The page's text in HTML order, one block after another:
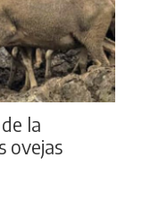
la
ovejas